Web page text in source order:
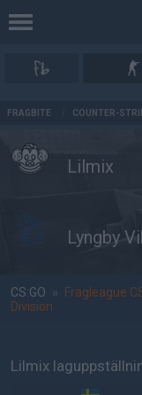
FRAGBITE COUNTER-
Lilmix
Lyngby
CS:GO » Fragleague
Division
Lilmix